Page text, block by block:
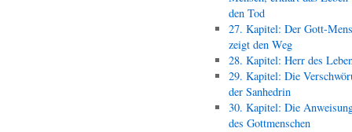
den Tod
27. Kapitel: Der Gott-
zeigt den Weg
28. Kapitel: Herr des
29. Kapitel: Die
der Sanhedrin
30. Kapitel: Die
des Gottmenschen